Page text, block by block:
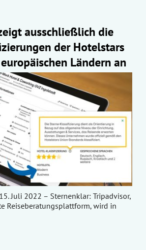
ausschließlich die
der Hotelstars
Ländern an
Juli 2022 – Sternenklar: Tripadvisor,
Reiseberatungsplattform, wird in